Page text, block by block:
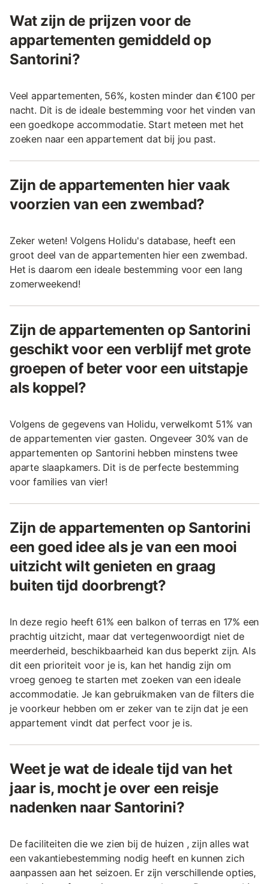
Wat zijn de prijzen voor de
appartementen gemiddeld op
Santorini?
Veel appartementen, 56%, kosten minder dan €100 per
nacht. Dit is de ideale bestemming voor het vinden van
een goedkope accommodatie. Start meteen met het
zoeken naar een appartement dat bij jou past.
Zijn de appartementen hier vaak
voorzien van een zwembad?
Zeker weten! Volgens Holidu's database, heeft een
groot deel van de appartementen hier een zwembad.
Het is daarom een ideale bestemming voor een lang
zomerweekend!
Zijn de appartementen op Santorini
geschikt voor een verblijf met grote
groepen of beter voor een uitstapje
als koppel?
Volgens de gegevens van Holidu, verwelkomt 51% van
de appartementen vier gasten. Ongeveer 30% van de
appartementen op Santorini hebben minstens twee
aparte slaapkamers. Dit is de perfecte bestemming
voor families van vier!
Zijn de appartementen op Santorini
een goed idee als je van een mooi
uitzicht wilt genieten en graag
buiten tijd doorbrengt?
In deze regio heeft 61% een balkon of terras en 17% een
prachtig uitzicht, maar dat vertegenwoordigt niet de
meerderheid, beschikbaarheid kan dus beperkt zijn. Als
dit een prioriteit voor je is, kan het handig zijn om
vroeg genoeg te starten met zoeken van een ideale
accommodatie. Je kan gebruikmaken van de filters die
je voorkeur hebben om er zeker van te zijn dat je een
appartement vindt dat perfect voor je is.
Weet je wat de ideale tijd van het
jaar is, mocht je over een reisje
nadenken naar Santorini?
De faciliteiten die we zien bij de huizen , zijn alles wat
een vakantiebestemming nodig heeft en kunnen zich
aanpassen aan het seizoen. Er zijn verschillende opties,